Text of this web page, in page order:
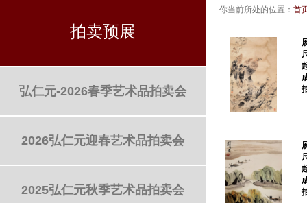
拍卖预展
弘仁元-2026春季艺术品拍卖会
2026弘仁元迎春艺术品拍卖会
2025弘仁元秋季艺术品拍卖会
你当前所处的位置： 首